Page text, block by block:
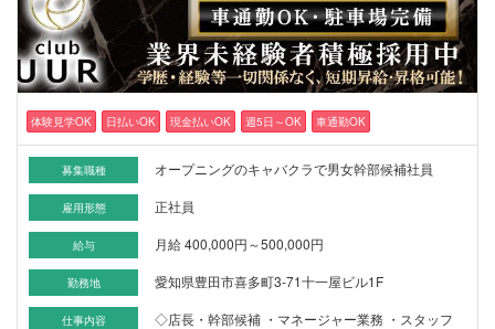
体験見学OK 日払いOK 現金払いOK 週5日～OK 車通勤OK
募集職種 オープニングのキャバクラで男女幹部候補社員
雇用形態 正社員
給与 月給 400,000円～500,000円
勤務地 愛知県豊田市喜多町3-71十一屋ビル1F
仕事内容
◇店長・幹部候補 ・マネージャー業務 ・スタッフ